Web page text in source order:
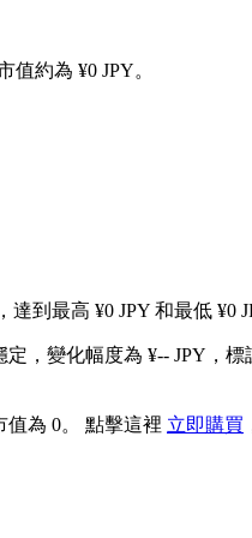
值約為 ¥0 JPY。
到最高 ¥0 JPY 和最低 ¥0
，變化幅度為 ¥-- JPY，標
值為 0。 點擊這裡 立即購買